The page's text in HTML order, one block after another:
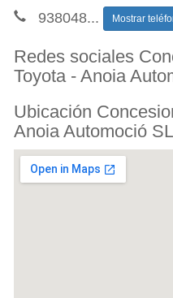
938048... Mostrar
Redes sociales
Toyota - Anoia
Ubicación
Anoia Automoció SL